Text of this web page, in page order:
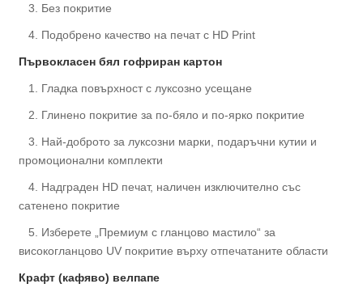
3. Без покритие
4. Подобрено качество на печат с HD Print
Първокласен бял гофриран картон
1. Гладка повърхност с луксозно усещане
2. Глинено покритие за по-бяло и по-ярко покритие
3. Най-доброто за луксозни марки, подаръчни кутии и
промоционални комплекти
4. Надграден HD печат, наличен изключително със
сатенено покритие
5. Изберете „Премиум с гланцово мастило“ за
високогланцово UV покритие върху отпечатаните области
Крафт (кафяво) велпапе